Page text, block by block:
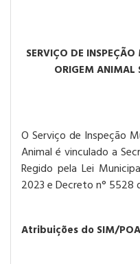
SERVIÇO DE
ORIGEM
O Serviço de Inspeção
Animal é vinculado a
Regido pela Lei
2023 e Decreto n° 5528
Atribuições do SIM/